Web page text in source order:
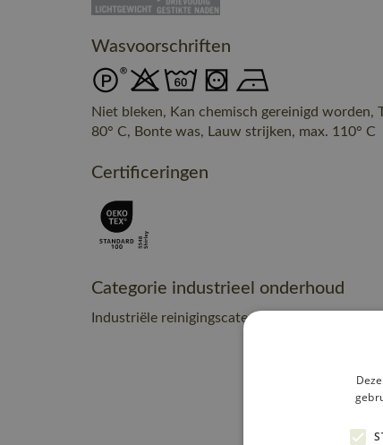
Wasvoorschriften
Niet bleken, Kan chemisch gereinigd worden,
80° C, Bonte was, Lauw strijken, max. 110° C
Certificeringen
Categorie industrieel onderhoud
Industriële reinigingscategorie A2